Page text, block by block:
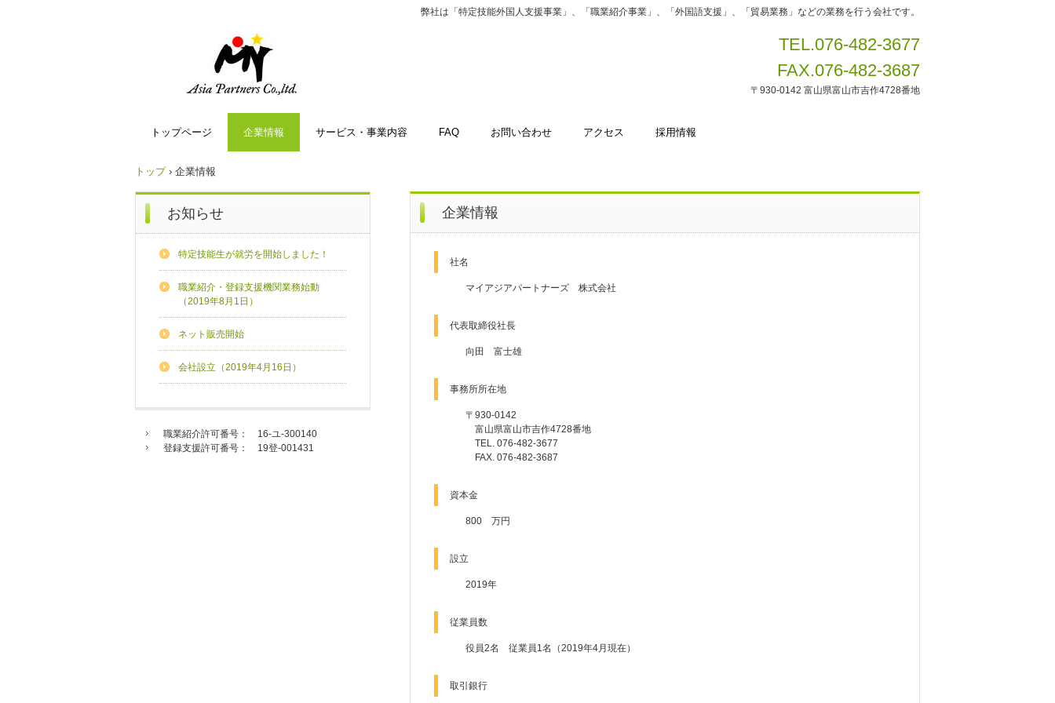
弊社は「特定技能外国人支援事業」、「職業紹介事業」、「外国語支援」、「貿易業務」などの業務を行う会社です。
TEL.076-482-3677
FAX.076-482-3687
〒930-0142 富山県富山市吉作4728番地
トップページ 企業情報 サービス・事業内容 FAQ お問い合わせ アクセス 採用情報
トップ › 企業情報
企業情報
社名
マイアジアパートナーズ 株式会社
代表取締役社長
向田 富士雄
事務所所在地
〒930-0142
富山県富山市吉作4728番地
TEL. 076-482-3677
FAX. 076-482-3687
資本金
800 万円
設立
2019年
従業員数
役員2名 従業員1名（2019年4月現在）
取引銀行
お知らせ
特定技能生が就労を開始しました！
職業紹介・登録支援機関業務始動
（2019年8月1日）
ネット販売開始
会社設立（2019年4月16日）
職業紹介許可番号： 16-ユ-300140
登録支援許可番号： 19登-001431